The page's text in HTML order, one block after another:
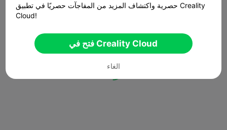
حصرية واكتشاف المزيد من المفاجآت حصريًا في تطبيق Creality
Cloud!
فتح في Creality Cloud
الغاء